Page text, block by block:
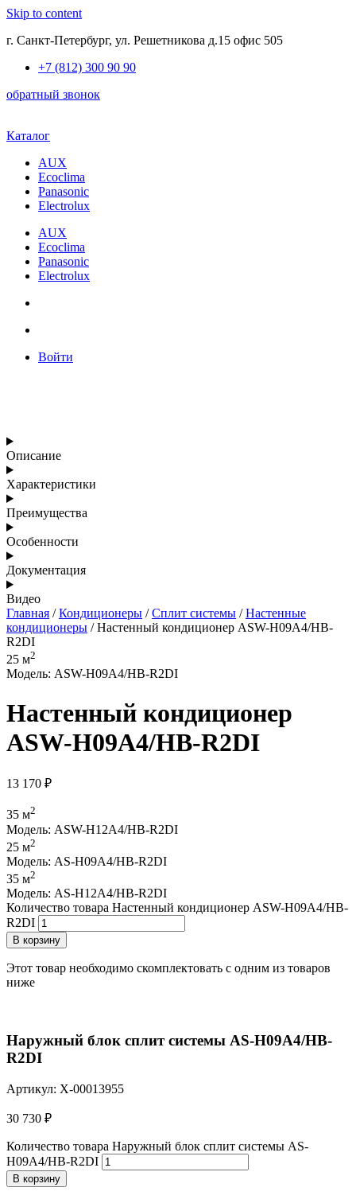
Skip to content
г. Санкт-Петербург, ул. Решетникова д.15 офис 505
+7 (812) 300 90 90
обратный звонок
Каталог
AUX
Ecoclima
Panasonic
Electrolux
AUX
Ecoclima
Panasonic
Electrolux
Войти
Описание
Характеристики
Преимущества
Особенности
Документация
Видео
Главная /Кондиционеры /Сплит системы /Настенные
кондиционеры / Настенный кондиционер ASW-H09A4/HB-
R2DI
25 м2
Модель: ASW-H09A4/HB-R2DI
Настенный кондиционер
ASW-H09A4/HB-R2DI
13 170 ₽
35 м2
Модель: ASW-H12A4/HB-R2DI
25 м2
Модель: AS-H09A4/HB-R2DI
35 м2
Модель: AS-H12A4/HB-R2DI
Количество товара Настенный кондиционер ASW-H09A4/HB-
R2DI
В корзину
Этот товар необходимо скомплектовать с одним из товаров
ниже
Наружный блок сплит системы AS-H09A4/HB-
R2DI
Артикул: X-00013955
30 730 ₽
Количество товара Наружный блок сплит системы AS-
H09A4/HB-R2DI
В корзину